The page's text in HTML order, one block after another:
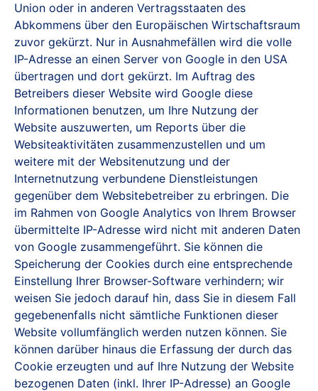
Union oder in anderen Vertragsstaaten des
Abkommens über den Europäischen Wirtschaftsraum
zuvor gekürzt. Nur in Ausnahmefällen wird die volle
IP-Adresse an einen Server von Google in den USA
übertragen und dort gekürzt. Im Auftrag des
Betreibers dieser Website wird Google diese
Informationen benutzen, um Ihre Nutzung der
Website auszuwerten, um Reports über die
Websiteaktivitäten zusammenzustellen und um
weitere mit der Websitenutzung und der
Internetnutzung verbundene Dienstleistungen
gegenüber dem Websitebetreiber zu erbringen. Die
im Rahmen von Google Analytics von Ihrem Browser
übermittelte IP-Adresse wird nicht mit anderen Daten
von Google zusammengeführt. Sie können die
Speicherung der Cookies durch eine entsprechende
Einstellung Ihrer Browser-Software verhindern; wir
weisen Sie jedoch darauf hin, dass Sie in diesem Fall
gegebenenfalls nicht sämtliche Funktionen dieser
Website vollumfänglich werden nutzen können. Sie
können darüber hinaus die Erfassung der durch das
Cookie erzeugten und auf Ihre Nutzung der Website
bezogenen Daten (inkl. Ihrer IP-Adresse) an Google